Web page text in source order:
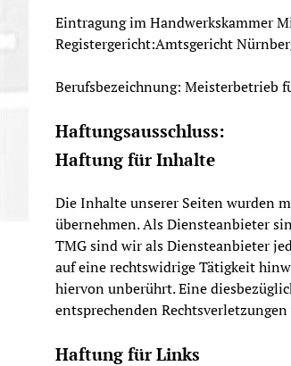
Eintragung im Handwerkskammer
Registergericht:Amtsgericht
Berufsbezeichnung: Meisterbetrieb
Haftungsausschluss:
Haftung für Inhalte
Die Inhalte unserer Seiten wurden
übernehmen. Als Diensteanbieter
TMG sind wir als Diensteanbieter
auf eine rechtswidrige Tätigkeit
hiervon unberührt. Eine
entsprechenden
Haftung für Links